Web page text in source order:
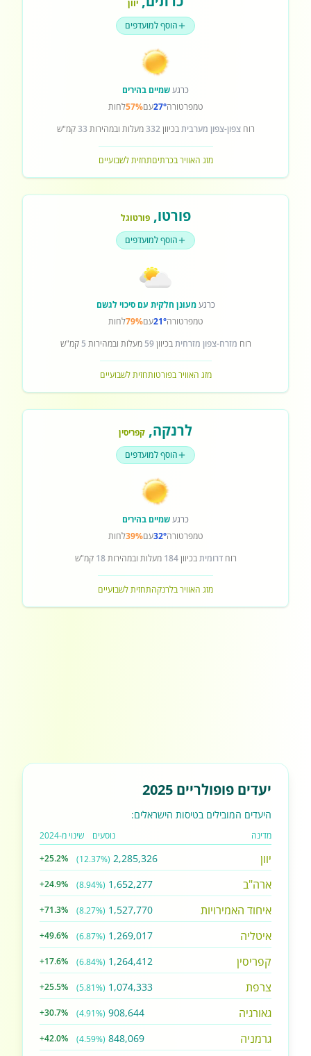
יוון
הוסף למועדפים
כרגעשמיים בהירים
טמפרטורה27°עם57%לחות
רוחצפון-צפון מערביתבכיוון332מעלות ובמהירות 33קמ"ש
מזג האוויר בכרתיםתחזית לשבועיים
פורטו,פורטוגל
הוסף למועדפים
כרגעמעונן חלקית עם סיכוי לגשם
טמפרטורה21°עם79%לחות
רוח מזרח-צפון מזרחיתבכיוון59 מעלות ובמהירות 5 קמ"ש
מזג האוויר בפורטותחזית לשבועיים
לרנקה, קפריסין
הוסף למועדפים
כרגעשמיים בהירים
טמפרטורה32°עם39%לחות
רוחדרומיתבכיוון184 מעלות ובמהירות18 קמ"ש
מזג האוויר בלרנקהתחזית לשבועיים
יעדים פופולריים 2025
היעדים המובילים בטיסות הישראלים:
מדינה נוסעים שינוי מ-2024
יוון 2,285,326
(12.37%)
+25.2%
ארה"ב 1,652,277
(8.94%)
+24.9%
איחוד האמירויות 1,527,770
(8.27%)
+71.3%
איטליה 1,269,017
(6.87%)
+49.6%
קפריסין 1,264,412
(6.84%)
+17.6%
צרפת 1,074,333
(5.81%)
+25.5%
גאורגיה 908,644
(4.91%)
+30.7%
גרמניה 848,069
(4.59%)
+42.0%